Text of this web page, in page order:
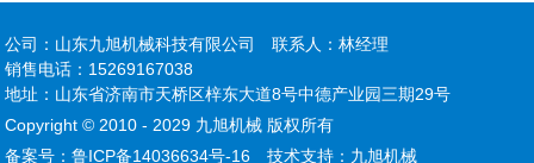
公司：山东九旭机械科技有限公司
联系人：林经理
销售电话：15269167038
地址：山东省济南市天桥区梓东大道8号中德产业园三期29号
Copyright © 2010 - 2029 九旭机械 版权所有
备案号：鲁ICP备14036634号-16 技术支持：九旭机械